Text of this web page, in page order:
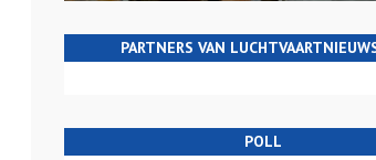
PARTNERS VAN
POLL